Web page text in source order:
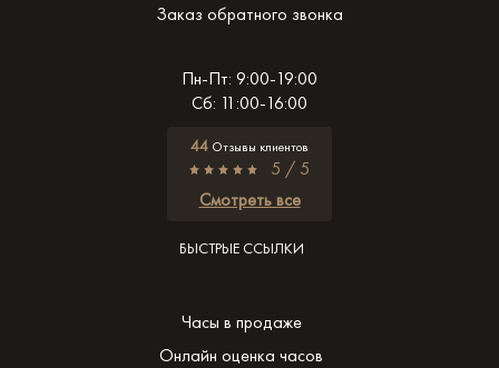
Заказ обратного звонка
Пн-Пт: 9:00-19:00
Сб: 11:00-16:00
44 Отзывы клиентов
5 / 5
Смотреть все
БЫСТРЫЕ ССЫЛКИ
Часы в продаже
Онлайн оценка часов